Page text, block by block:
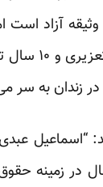
آزاد است
که به
زندان به سر
“اسماعیل
در زمینه